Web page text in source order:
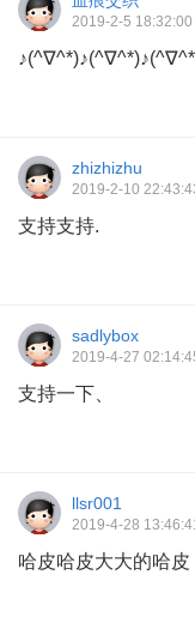
2019-2-5 18:32:00
zhizhizhu
2019-2-10
支持支持.
sadlybox
2019-4-27
支持一下、
llsr001
2019-4-28
哈皮哈皮大大的哈皮